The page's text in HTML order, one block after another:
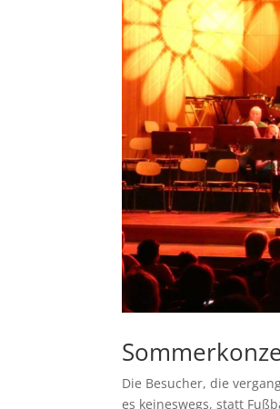
Die Besucher, die
es keineswegs, statt